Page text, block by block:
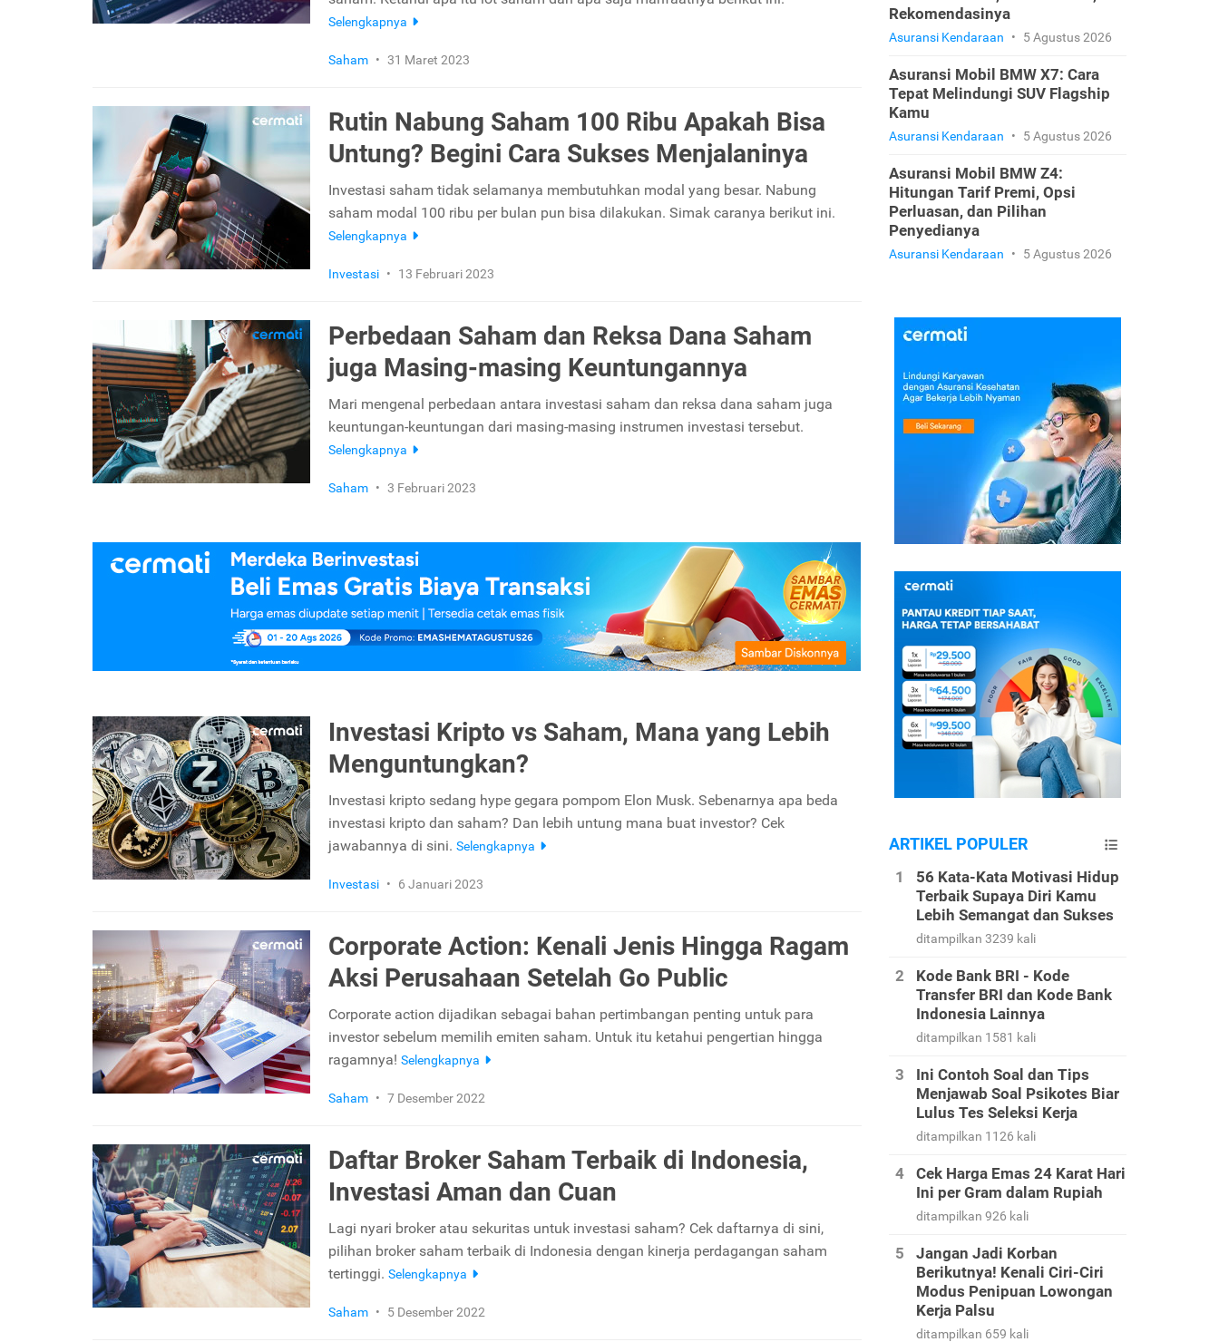
Selengkapnya
Saham • 31 Maret 2023
Rutin Nabung Saham 100 Ribu Apakah Bisa
Untung? Begini Cara Sukses Menjalaninya
Investasi saham tidak selamanya membutuhkan modal yang besar. Nabung
saham modal 100 ribu per bulan pun bisa dilakukan. Simak caranya berikut ini.
Selengkapnya
Investasi • 13 Februari 2023
Perbedaan Saham dan Reksa Dana Saham
juga Masing-masing Keuntungannya
Mari mengenal perbedaan antara investasi saham dan reksa dana saham juga
keuntungan-keuntungan dari masing-masing instrumen investasi tersebut.
Selengkapnya
Saham • 3 Februari 2023
Investasi Kripto vs Saham, Mana yang Lebih
Menguntungkan?
Investasi kripto sedang hype gegara pompom Elon Musk. Sebenarnya apa beda
investasi kripto dan saham? Dan lebih untung mana buat investor? Cek
jawabannya di sini. Selengkapnya
Investasi • 6 Januari 2023
Corporate Action: Kenali Jenis Hingga Ragam
Aksi Perusahaan Setelah Go Public
Corporate action dijadikan sebagai bahan pertimbangan penting untuk para
investor sebelum memilih emiten saham. Untuk itu ketahui pengertian hingga
ragamnya! Selengkapnya
Saham • 7 Desember 2022
Daftar Broker Saham Terbaik di Indonesia,
Investasi Aman dan Cuan
Lagi nyari broker atau sekuritas untuk investasi saham? Cek daftarnya di sini,
pilihan broker saham terbaik di Indonesia dengan kinerja perdagangan saham
tertinggi. Selengkapnya
Saham • 5 Desember 2022
Rekomendasinya
Asuransi Kendaraan • 5 Agustus 2026
Asuransi Mobil BMW X7: Cara
Tepat Melindungi SUV Flagship
Kamu
Asuransi Kendaraan • 5 Agustus 2026
Asuransi Mobil BMW Z4:
Hitungan Tarif Premi, Opsi
Perluasan, dan Pilihan
Penyedianya
Asuransi Kendaraan • 5 Agustus 2026
ARTIKEL POPULER
56 Kata-Kata Motivasi Hidup
Terbaik Supaya Diri Kamu
Lebih Semangat dan Sukses
ditampilkan 3239 kali
Kode Bank BRI - Kode
Transfer BRI dan Kode Bank
Indonesia Lainnya
ditampilkan 1581 kali
Ini Contoh Soal dan Tips
Menjawab Soal Psikotes Biar
Lulus Tes Seleksi Kerja
ditampilkan 1126 kali
Cek Harga Emas 24 Karat Hari
Ini per Gram dalam Rupiah
ditampilkan 926 kali
Jangan Jadi Korban
Berikutnya! Kenali Ciri-Ciri
Modus Penipuan Lowongan
Kerja Palsu
ditampilkan 659 kali